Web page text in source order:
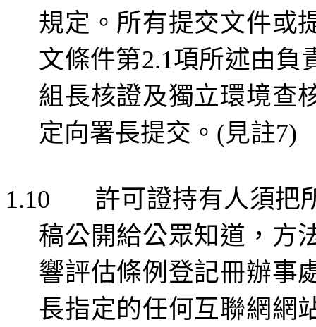
規定。所有提交文件或
文條件第2.1項所述由負
組長核證及獨立環境查
定向署長提交。 (見註7)
1.10
許可證持有人須把
稿公開給公眾知道，方
響評估條例登記冊辦事
長指定的任何互聯網網